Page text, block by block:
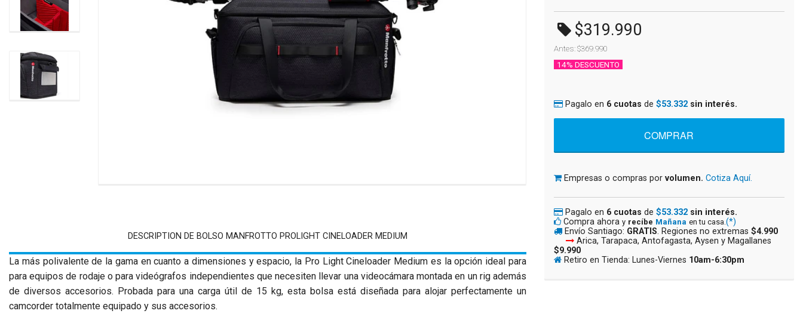
DESCRIPTION DE BOLSO MANFROTTO PROLIGHT CINELOADER MEDIUM
La más polivalente de la gama en cuanto a dimensiones y espacio, la Pro Light Cineloader Medium es la opción ideal para
para equipos de rodaje o para videógrafos independientes que necesiten llevar una videocámara montada en un rig además
de diversos accesorios. Probada para una carga útil de 15 kg, esta bolsa está diseñada para alojar perfectamente un
camcorder totalmente equipado y sus accesorios.
$319.990
Antes: $369.990
14% DESCUENTO
Pagalo en 6 cuotas de $53.332 sin interés.
Empresas o compras por volumen. Cotiza Aquí.
Pagalo en 6 cuotas de $53.332 sin interés.
Compra ahora y recíbe Mañana en tu casa. (*)
Envío Santiago: GRATIS. Regiones no extremas $4.990
Arica, Tarapaca, Antofagasta, Aysen y Magallanes
$9.990
Retiro en Tienda: Lunes-Viernes 10am-6:30pm